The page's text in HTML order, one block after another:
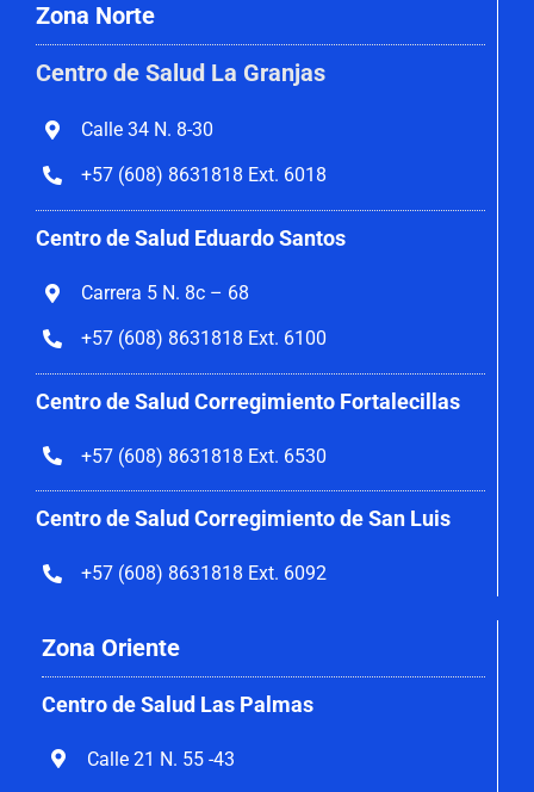
Zona Norte
Centro de Salud La Granjas
Calle 34 N. 8-30
+57 (608) 8631818 Ext. 6018
Centro de Salud Eduardo Santos
Carrera 5 N. 8c – 68
+57 (608) 8631818 Ext. 6100
Centro de Salud Corregimiento Fortalecillas
+57 (608) 8631818 Ext. 6530
Centro de Salud Corregimiento de San Luis
+57 (608) 8631818 Ext. 6092
Zona Oriente
Centro de Salud Las Palmas
Calle 21 N. 55 -43